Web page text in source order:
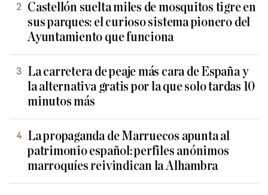
Castellón suelta miles de mosquitos tigre en
sus parques: el curioso sistema pionero del
Ayuntamiento que funciona
La carretera de peaje más cara de España y
la alternativa gratis por la que solo tardas 10
minutos más
La propaganda de Marruecos apunta al
patrimonio español: perfiles anónimos
marroquíes reivindican la Alhambra